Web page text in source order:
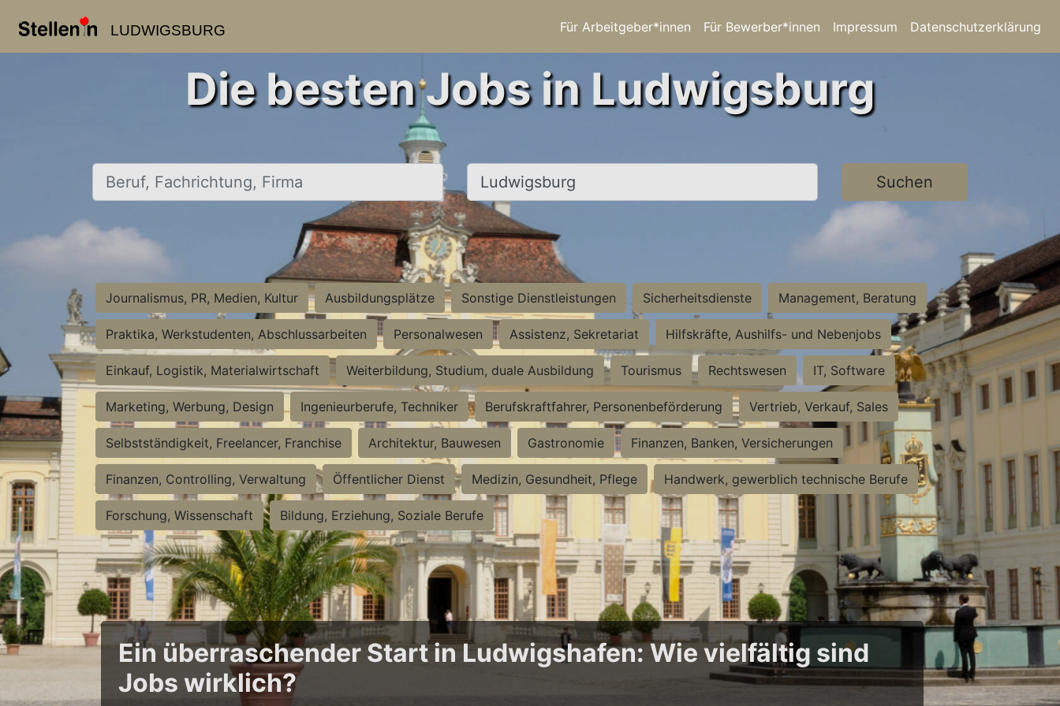
LUDWIGSBURG Für Arbeitgeber*innen Für Bewerber*innen Impressum Datenschutzerklärung
Die besten Jobs in Ludwigsburg
Beruf, Fachrichtung, Firma Ort, Stadt Suchen
Journalismus, PR, Medien, Kultur Ausbildungsplätze Sonstige Dienstleistungen Sicherheitsdienste Management, Beratung
Praktika, Werkstudenten, Abschlussarbeiten Personalwesen Assistenz, Sekretariat Hilfskräfte, Aushilfs- und Nebenjobs
Einkauf, Logistik, Materialwirtschaft Weiterbildung, Studium, duale Ausbildung Tourismus Rechtswesen IT, Software
Marketing, Werbung, Design Ingenieurberufe, Techniker Berufskraftfahrer, Personenbeförderung Vertrieb, Verkauf, Sales
Selbstständigkeit, Freelancer, Franchise Architektur, Bauwesen Gastronomie Finanzen, Banken, Versicherungen
Finanzen, Controlling, Verwaltung Öffentlicher Dienst Medizin, Gesundheit, Pflege Handwerk, gewerblich technische Berufe
Forschung, Wissenschaft Bildung, Erziehung, Soziale Berufe
Ein überraschender Start in Ludwigshafen: Wie vielfältig sind
Jobs wirklich?